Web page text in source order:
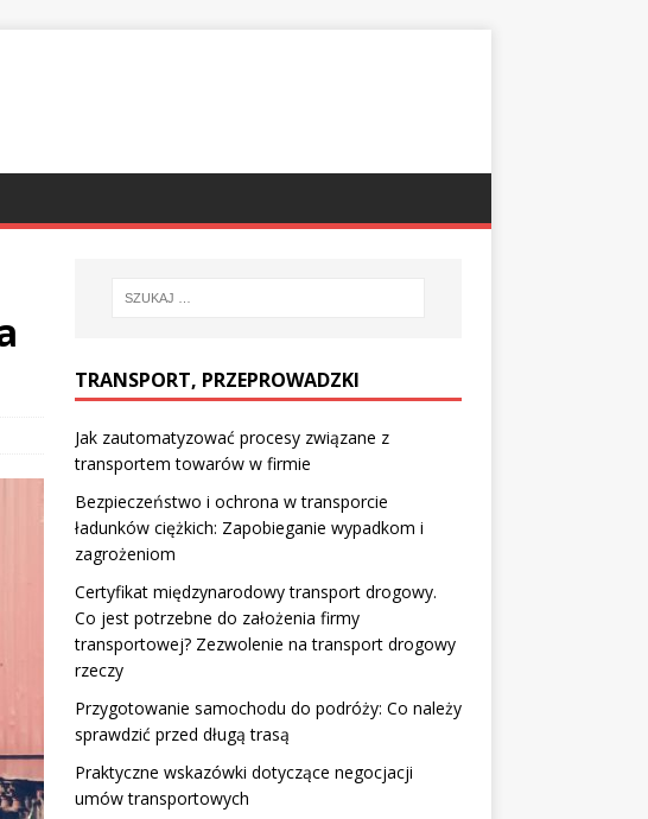
TRANSPORT, PRZEPROWADZKI
Jak zautomatyzować procesy związane z
transportem towarów w firmie
Bezpieczeństwo i ochrona w transporcie
ładunków ciężkich: Zapobieganie wypadkom i
zagrożeniom
Certyfikat międzynarodowy transport drogowy.
Co jest potrzebne do założenia firmy
transportowej? Zezwolenie na transport drogowy
rzeczy
Przygotowanie samochodu do podróży: Co należy
sprawdzić przed długą trasą
Praktyczne wskazówki dotyczące negocjacji
umów transportowych